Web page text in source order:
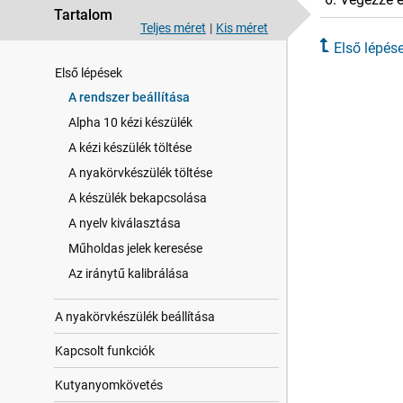
Tartalom
Teljes méret | Kis méret
Első lépések
A rendszer beállítása
Alpha 10 kézi készülék
A kézi készülék töltése
A nyakörvkészülék töltése
A készülék bekapcsolása
A nyelv kiválasztása
Műholdas jelek keresése
Az iránytű kalibrálása
A nyakörvkészülék beállítása
Kapcsolt funkciók
Kutyanyomkövetés
Első